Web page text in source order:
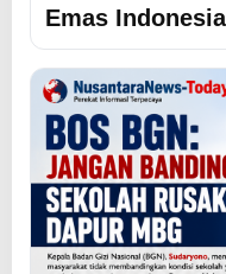
Emas Indonesia